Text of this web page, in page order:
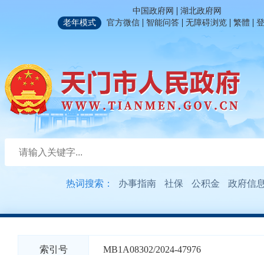
中国政府网 | 湖北政府网
老年模式
官方微信 | 智能问答 | 无障碍浏览 | 繁體 |
热词搜索： 办事指南 社保 公积金 政府信
索引号 MB1A08302/2024-47976